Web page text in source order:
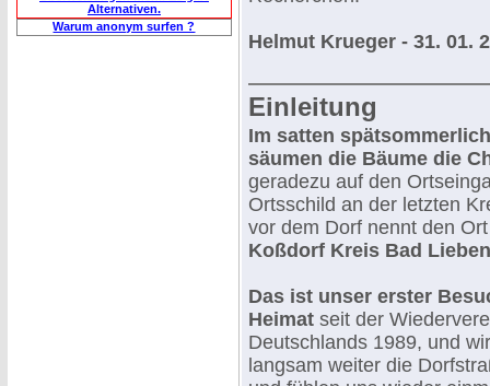
Alternativen.
Warum anonym surfen ?
Helmut Krueger - 31. 01.
Einleitung
Im satten
säumen die Bäume die
geradezu auf den
Ortsschild an der letzten
vor dem Dorf nennt den
Koßdorf Kreis Bad
Das ist unser erster
Heimat seit der
Deutschlands 1989, und
langsam weiter die